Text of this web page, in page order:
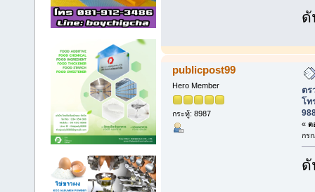
ดั
publicpost99
Hero Member
กระทู้: 8987
ตร
โท
« ต
กร
ดั